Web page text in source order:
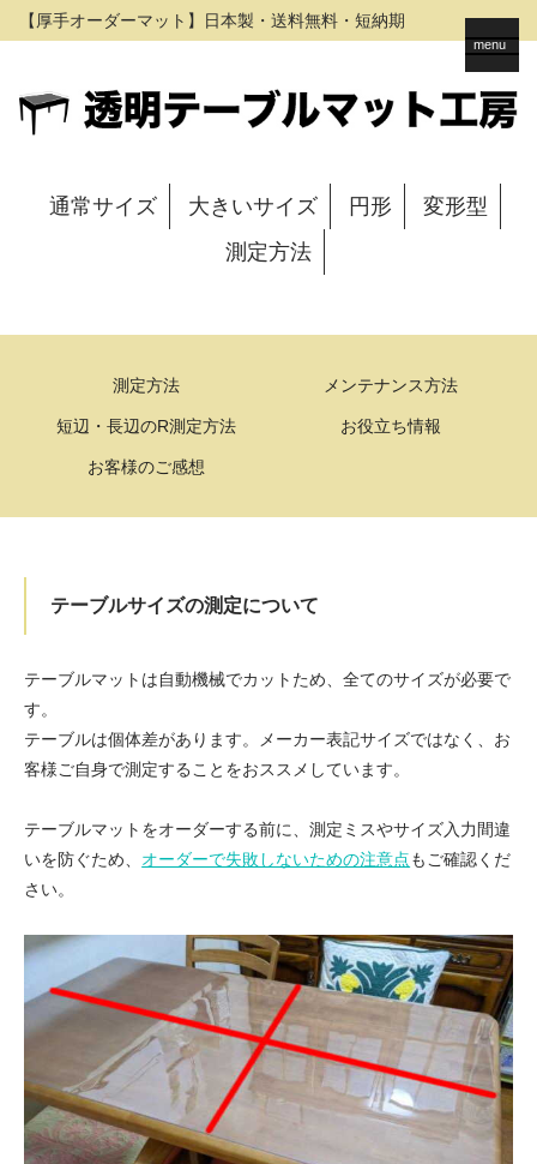
【厚手オーダーマット】日本製・送料無料・短納期
通常サイズ 大きいサイズ 円形
変形型
測定方法
menu
測定方法 メンテナンス方法
短辺・長辺のR測定方法 お役立ち情報
お客様のご感想
テーブルサイズの測定について
テーブルマットは自動機械でカットため、全てのサイズが必要で
す。
テーブルは個体差があります。メーカー表記サイズではなく、お
客様ご自身で測定することをおススメしています。
テーブルマットをオーダーする前に、測定ミスやサイズ入力間違
いを防ぐため、 オーダーで失敗しないための注意点もご確認くだ
さい。